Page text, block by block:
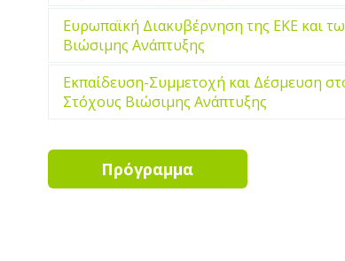
Ευρωπαϊκή Διακυβέρνηση της ΕΚΕ και
Βιώσιμης Ανάπτυξης
Εκπαίδευση-Συμμετοχή και Δέσμευση
Στόχους Βιώσιμης Ανάπτυξης
Πρόγραμμα